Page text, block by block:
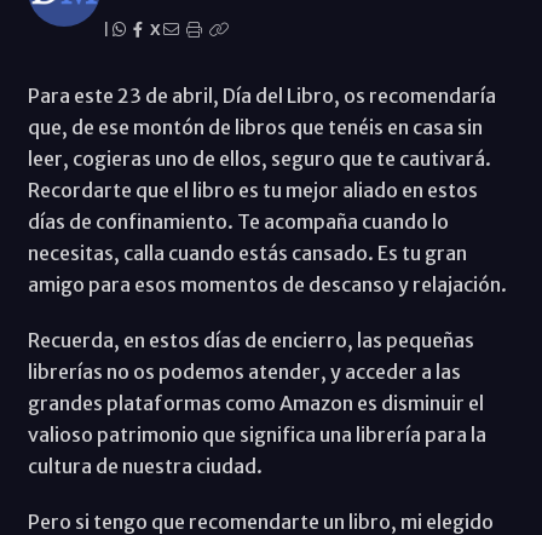
X
Para este 23 de abril, Día del Libro, os recomendaría
que, de ese montón de libros que tenéis en casa sin
leer, cogieras uno de ellos, seguro que te cautivará.
Recordarte que el libro es tu mejor aliado en estos
días de confinamiento. Te acompaña cuando lo
necesitas, calla cuando estás cansado. Es tu gran
amigo para esos momentos de descanso y relajación.
Recuerda, en estos días de encierro, las pequeñas
librerías no os podemos atender, y acceder a las
grandes plataformas como Amazon es disminuir el
valioso patrimonio que significa una librería para la
cultura de nuestra ciudad.
Pero si tengo que recomendarte un libro, mi elegido